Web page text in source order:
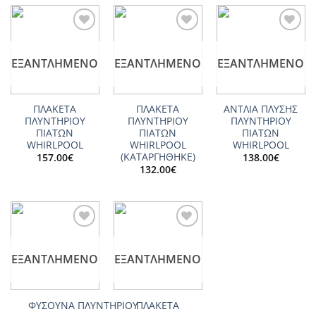
ΕΞΑΝΤΛΗΜΈΝΟ
ΠΛΑΚΕΤΑ
ΠΛΥΝΤΗΡΙΟΥ
ΠΙΑΤΩΝ
WHIRLPOOL
157.00€
ΕΞΑΝΤΛΗΜΈΝΟ
ΠΛΑΚΕΤΑ
ΠΛΥΝΤΗΡΙΟΥ
ΠΙΑΤΩΝ
WHIRLPOOL
(ΚΑΤΑΡΓΗΘΗΚΕ)
132.00€
ΕΞΑΝΤΛΗΜΈΝΟ
ΑΝΤΛΙΑ ΠΛΥΣΗΣ
ΠΛΥΝΤΗΡΙΟΥ
ΠΙΑΤΩΝ
WHIRLPOOL
138.00€
ΕΞΑΝΤΛΗΜΈΝΟ
ΦΥΣΟΥΝΑ ΠΛΥΝΤΗΡΙΟΥ
ΕΞΑΝΤΛΗΜΈΝΟ
ΠΛΑΚΕΤΑ